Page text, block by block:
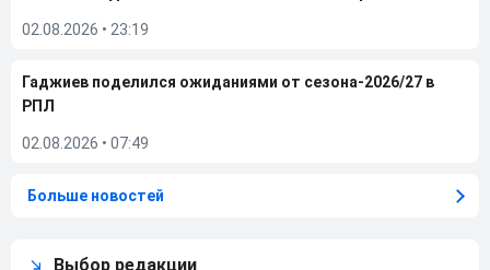
02.08.2026 • 23:19
Гаджиев поделился ожиданиями от сезона-2026/27 в
РПЛ
02.08.2026 • 07:49
Больше новостей
Выбор редакции